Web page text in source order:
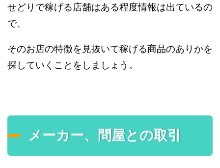
せどりで稼げる店舗はある程度情報は出ているの
で、
そのお店の特徴を見抜いて稼げる商品のありかを
探していくことをしましょう。
メーカー、問屋との取引